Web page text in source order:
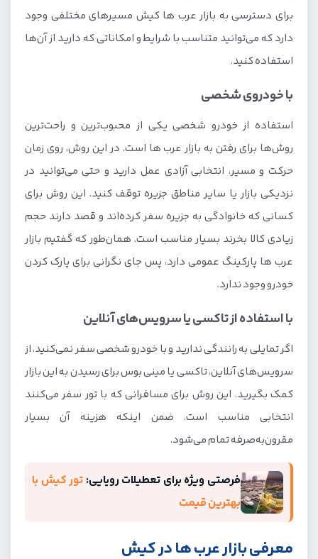
برای دسترسی به بازار عرب ها کیش مسیرهای مختلفی وجود
دارد که می‌توانید متناسب با شرایط و امکاناتی که دارید از آن‌ها
استفاده کنید.
با خودروی شخصی
استفاده از خودرو شخصی یکی از محبوب‌ترین و راحت‌ترین
روش‌ها برای رفتن به بازار عرب ها است. در این روش، روی زمان
حرکت و مسیر، انتخابی آزادی عمل دارید و حتی می‌توانید در
نزدیکی بازار یا سایر مناطق جزیره توقف کنید. این روش برای
کسانی که خانوادگی به جزیره سفر کرده‌اند و قصد دارند حجم
زیادی کالا بخرند بسیار مناسب است. همان‌طور که گفتیم بازار
عرب ها پارکینگ عمومی دارد، پس جای نگرانی برای پارک کردن
خودرو وجود ندارد.
با استفاده از تاکسی یا سرویس‌های آنلاین
اگر تمایلی به رانندگی ندارید و با خودرو شخصی سفر نمی‌کنید، از
سرویس‌های آنلاین، تاکسی یا مینی بوس برای رسیدن به این بازار
کمک بگیرید. این روش برای مسافرانی که با تور سفر می‌کنند
انتخابی مناسب است. ضمن اینکه هزینه آن بسیار
مقرون‌به‌صرفه تمام می‌شود.
فرصتی ویژه برای تعطیلات رویایی: تور کیش با
بهترین قیمت
معرفی بازار عرب ها در کیش